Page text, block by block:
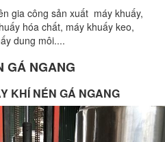
gia công sản xuất máy khuấy,
hóa chất, máy khuấy keo,
dung môi....
GÁ NGANG
KHÍ NÉN GÁ NGANG